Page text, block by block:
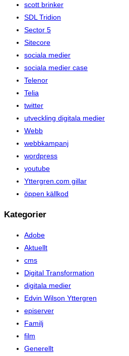
scott brinker
SDL Tridion
Sector 5
Sitecore
sociala medier
sociala medier case
Telenor
Telia
twitter
utveckling digitala medier
Webb
webbkampanj
wordpress
youtube
Yttergren.com gillar
öppen källkod
Kategorier
Adobe
Aktuellt
cms
Digital Transformation
digitala medier
Edvin Wilson Yttergren
episerver
Familj
film
Generellt